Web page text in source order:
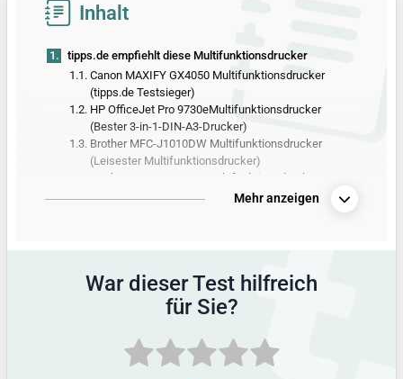
Inhalt
1.
tipps.de empfiehlt diese Multifunktionsdrucker
1.1. Canon MAXIFY GX4050 Multifunktionsdrucker
(tipps.de Testsieger)
1.2. HP OfficeJet Pro 9730eMultifunktionsdrucker
(Bester 3-in-1-DIN-A3-Drucker)
1.3. Brother MFC-J1010DW Multifunktionsdrucker
(Leisester Multifunktionsdrucker)
Brother DCP-L2550DN Multifunktionsdrucker
(Schwarzweiß-Laserdrucker mit höchster
Vergleichstabelle mit allen Produktdetails
Alle Infos zum Thema
Mehr anzeigen
War dieser Test hilfreich
für Sie?